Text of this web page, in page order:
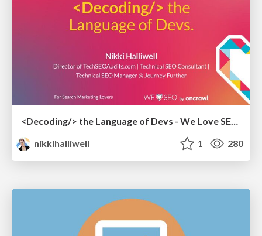
<Decoding/> the Language of Devs - We Love SEO 2024
nikkihalliwell
1 280